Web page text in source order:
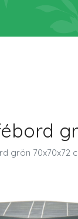
grön 70x70x72